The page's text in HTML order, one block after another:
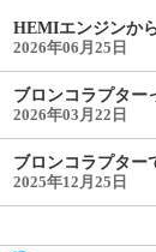
HEMIエンジンか
2026年06月25日
ブロンコラプター
2026年03月22日
ブロンコラプター
2025年12月25日